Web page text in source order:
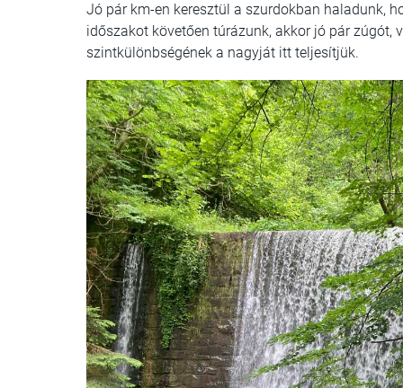
Jó pár km-en keresztül a szurdokban haladunk,
időszakot követően túrázunk, akkor jó pár zúgót,
szintkülönbségének a nagyját itt teljesítjük.